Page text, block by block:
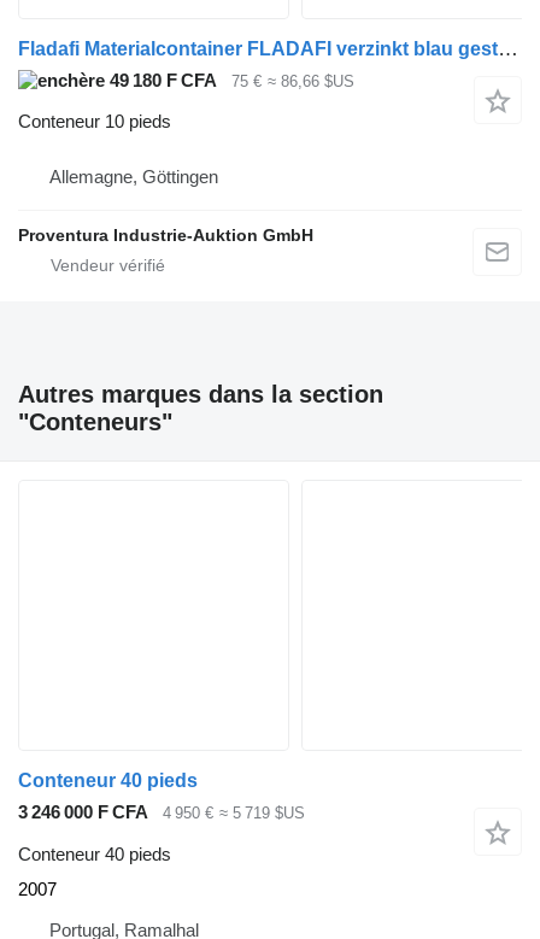
Fladafi Materialcontainer FLADAFI verzinkt blau gestrichen ca. 300x200x2
49 180 F CFA 75 € ≈ 86,66 $US
Conteneur 10 pieds
Allemagne, Göttingen
Proventura Industrie-Auktion GmbH
Autres marques dans la section
"Conteneurs"
Conteneur 40 pieds
3 246 000 F CFA
4 950 € ≈ 5 719 $US
Conteneur 40 pieds
2007
Portugal, Ramalhal